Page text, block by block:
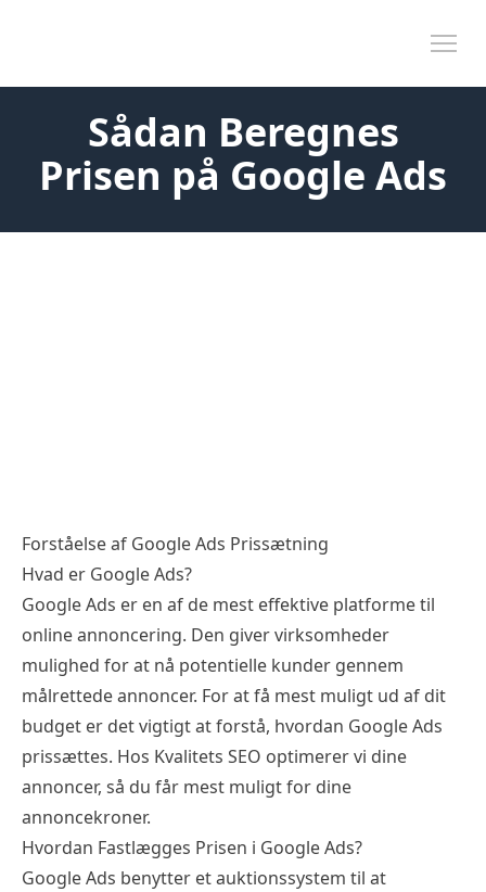
Sådan Beregnes
Prisen på Google Ads
Forståelse af Google Ads Prissætning
Hvad er Google Ads?
Google Ads er en af de mest effektive platforme til
online annoncering. Den giver virksomheder
mulighed for at nå potentielle kunder gennem
målrettede annoncer. For at få mest muligt ud af dit
budget er det vigtigt at forstå, hvordan Google Ads
prissættes. Hos Kvalitets SEO optimerer vi dine
annoncer, så du får mest muligt for dine
annoncekroner.
Hvordan Fastlægges Prisen i Google Ads?
Google Ads benytter et auktionssystem til at